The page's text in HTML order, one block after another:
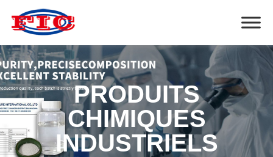
PRODUITS
CHIMIQUES
INDUSTRIELS